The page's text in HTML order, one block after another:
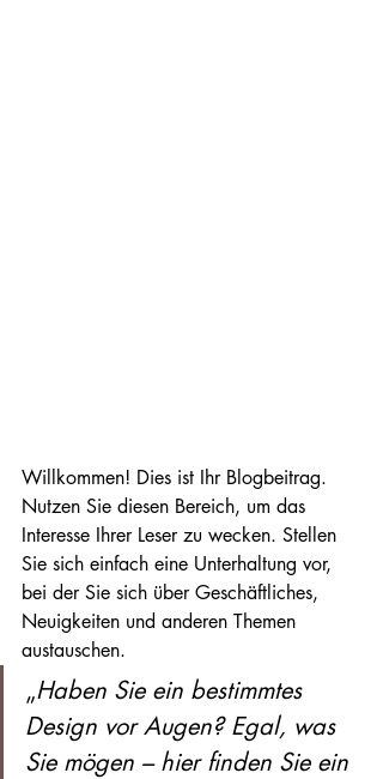
Willkommen! Dies ist Ihr Blogbeitrag.
Nutzen Sie diesen Bereich, um das
Interesse Ihrer Leser zu wecken. Stellen
Sie sich einfach eine Unterhaltung vor,
bei der Sie sich über Geschäftliches,
Neuigkeiten und anderen Themen
austauschen.
„Haben Sie ein bestimmtes
Design vor Augen? Egal, was
Sie mögen – hier finden Sie ein